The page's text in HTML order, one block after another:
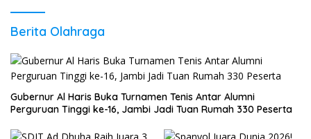
Berita Olahraga
Gubernur Al Haris Buka Turnamen Tenis Antar Alumni
Perguruan Tinggi ke-16, Jambi Jadi Tuan Rumah 330 Peserta